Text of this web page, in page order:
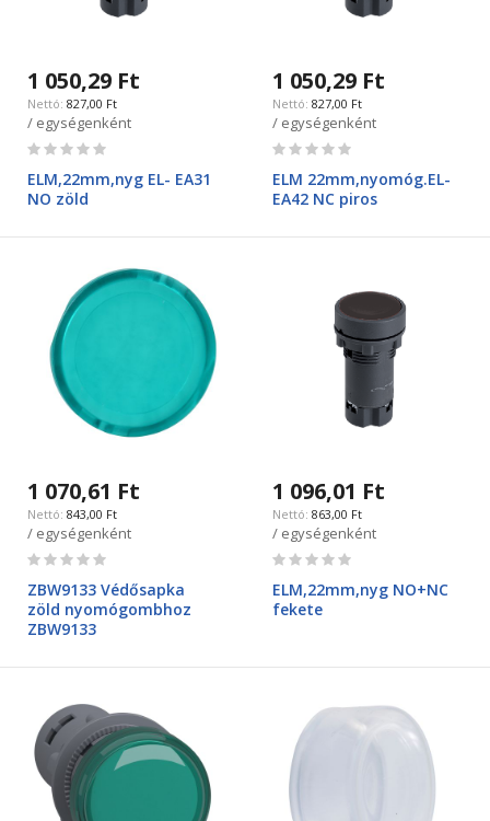
1 050,29 Ft
827,00 Ft
/ egységenként
Rating:
ELM,22mm,nyg EL- EA31
NO zöld
1 050,29 Ft
827,00 Ft
/ egységenként
Rating:
ELM 22mm,nyomóg.EL-
EA42 NC piros
1 070,61 Ft
843,00 Ft
/ egységenként
Rating:
ZBW9133 Védősapka
zöld nyomógombhoz
ZBW9133
1 096,01 Ft
863,00 Ft
/ egységenként
Rating:
ELM,22mm,nyg NO+NC
fekete